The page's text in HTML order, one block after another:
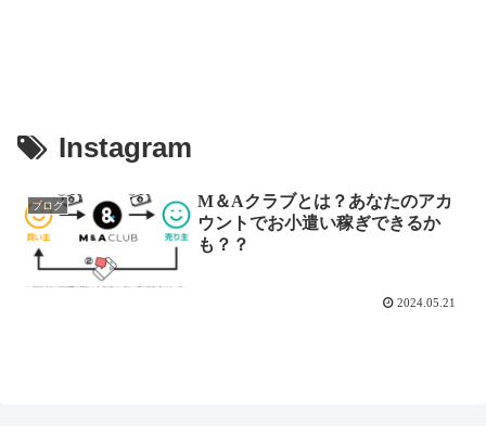
Instagram
ブログ
M＆Aクラブとは？あなたのアカ
ウントでお小遣い稼ぎできるか
も？？
2024.05.21